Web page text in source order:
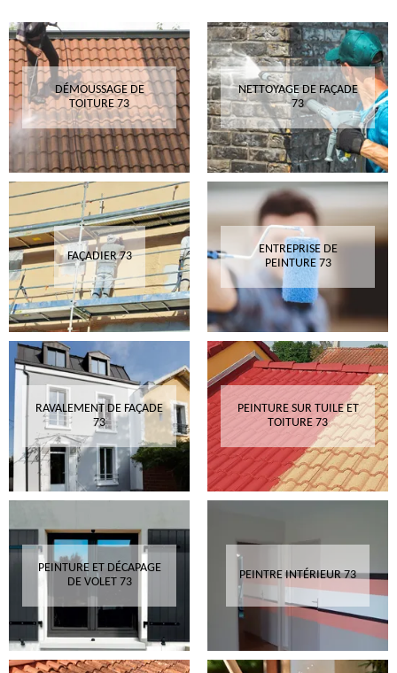
DÉMOUSSAGE DE
TOITURE 73
NETTOYAGE DE FAÇADE
73
FAÇADIER 73
ENTREPRISE DE
PEINTURE 73
RAVALEMENT DE FAÇADE
73
PEINTURE SUR TUILE ET
TOITURE 73
PEINTURE ET DÉCAPAGE
DE VOLET 73
PEINTRE INTÉRIEUR 73